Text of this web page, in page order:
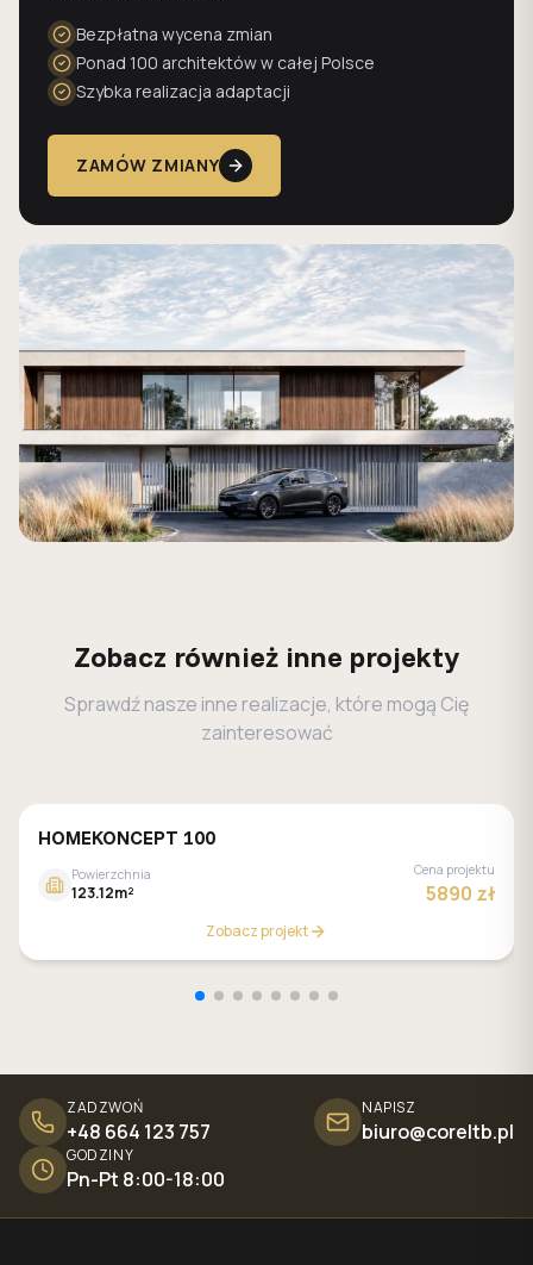
Bezpłatna wycena zmian
Ponad 100 architektów w całej Polsce
Szybka realizacja adaptacji
ZAMÓW ZMIANY
Zobacz również inne projekty
Sprawdź nasze inne realizacje, które mogą Cię
zainteresować
HOMEKONCEPT 100
Powierzchnia
123.12m²
Cena projektu
5890 zł
Zobacz projekt
ZADZWOŃ
+48 664 123 757
NAPISZ
biuro@coreltb.pl
GODZINY
Pn-Pt 8:00-18:00